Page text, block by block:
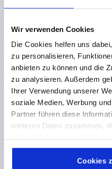
Wir verwenden Cookies
Die Cookies helfen uns
zu personalisieren,
anbieten zu können und die
zu analysieren. Außerdem
Ihrer Verwendung unserer
soziale Medien, Werbung
Partner führen diese
weiteren Daten zusammen,
gesammelt haben.Cookie
Datenschutz|
Cookies
3,70 €
PRODUKTDETAILS
CAD
DOWNLOADS